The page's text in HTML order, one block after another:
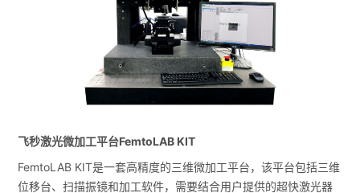
飞秒激光微加工平台FemtoLAB KIT
FemtoLAB KIT是一套高精度的三维微加工平台，该平台包括三维
位移台、扫描振镜和加工软件，需要结合用户提供的超快激光器